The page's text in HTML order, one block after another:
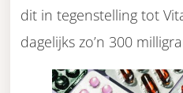
dit in tegenstelling tot
dagelijks zo’n 300